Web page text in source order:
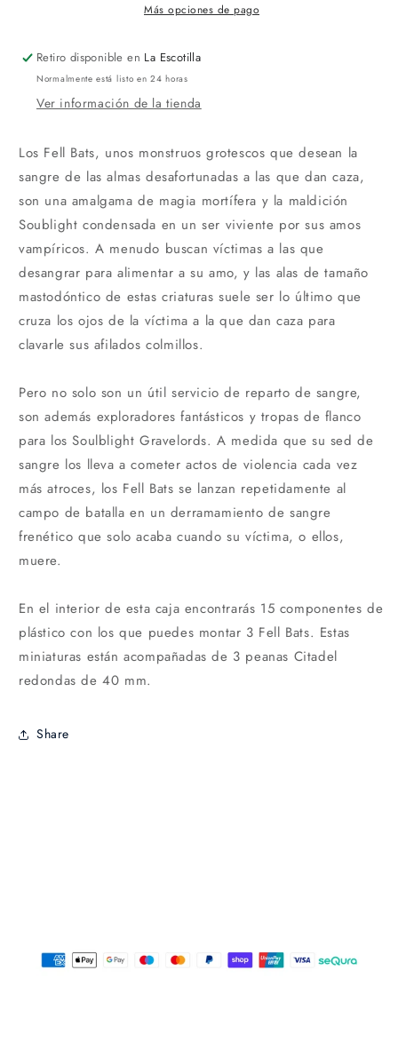
Más opciones de pago
Retiro disponible en La Escotilla
Normalmente está listo en 24 horas
Ver información de la tienda
Los Fell Bats, unos monstruos grotescos que desean la
sangre de las almas desafortunadas a las que dan caza,
son una amalgama de magia mortífera y la maldición
Soublight condensada en un ser viviente por sus amos
vampíricos. A menudo buscan víctimas a las que
desangrar para alimentar a su amo, y las alas de tamaño
mastodóntico de estas criaturas suele ser lo último que
cruza los ojos de la víctima a la que dan caza para
clavarle sus afilados colmillos.
Pero no solo son un útil servicio de reparto de sangre,
son además exploradores fantásticos y tropas de flanco
para los Soulblight Gravelords. A medida que su sed de
sangre los lleva a cometer actos de violencia cada vez
más atroces, los Fell Bats se lanzan repetidamente al
campo de batalla en un derramamiento de sangre
frenético que solo acaba cuando su víctima, o ellos,
muere.
En el interior de esta caja encontrarás 15 componentes de
plástico con los que puedes montar 3 Fell Bats. Estas
miniaturas están acompañadas de 3 peanas Citadel
redondas de 40 mm.
Share